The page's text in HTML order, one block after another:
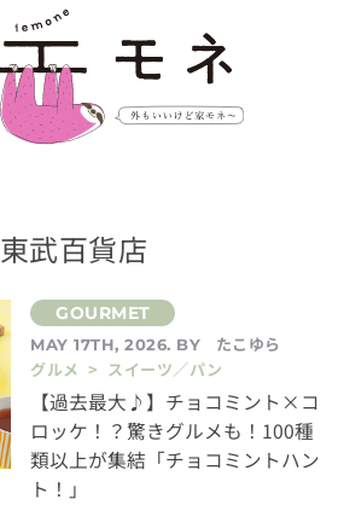
東武百貨店
MAY 17TH, 2026. BY
たこゆら
グルメ > スイーツ／パン
【過去最大♪】チョコミント×コ
ロッケ！？驚きグルメも！100種
類以上が集結「チョコミントハン
ト！」